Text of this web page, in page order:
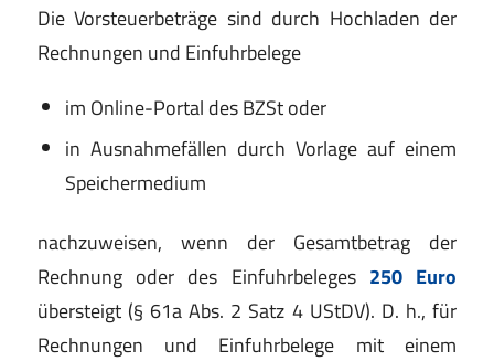
Die Vorsteuerbeträge sind durch Hochladen der
Rechnungen und Einfuhrbelege
im Online-Portal des BZSt oder
in Ausnahmefällen durch Vorlage auf einem
Speichermedium
nachzuweisen, wenn der Gesamtbetrag der
Rechnung oder des Einfuhrbeleges 250 Euro
übersteigt (§ 61a Abs. 2 Satz 4 UStDV). D. h., für
Rechnungen und Einfuhrbelege mit einem